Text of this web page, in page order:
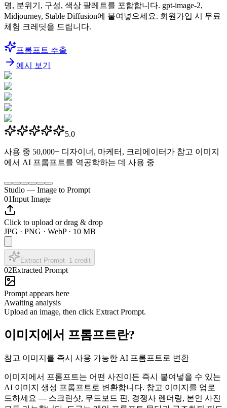
명, 분위기, 구성, 색상 팔레트를 포함합니다. gpt-image-2,
Midjourney, Stable Diffusion에 붙여넣으세요. 회원가입 시 무료
체험 크레딧을 드립니다.
프롬프트 추출
예시 보기
5.0
사용 중 50,000+ 디자이너, 마케터, 크리에이터가 참고 이미지
에서 AI 프롬프트를 역공학하는 데 사용 중
Studio — Image to Prompt
01Input Image
Click to upload or drag & drop
JPG · PNG · WebP · 10 MB
Extract Prompt· 1 credit
02Extracted Prompt
Prompt appears here
Awaiting analysis
Upload an image, then click Extract Prompt.
이미지에서 프롬프트란?
참고 이미지를 즉시 사용 가능한 AI 프롬프트로 변환
이미지에서 프롬프트는 어떤 사진이든 즉시 붙여넣을 수 있는
AI 이미지 생성 프롬프트로 변환합니다. 참고 이미지를 업로
드하세요 — 스크린샷, 무드보드 핀, 경쟁사 렌더링, 본인 사진